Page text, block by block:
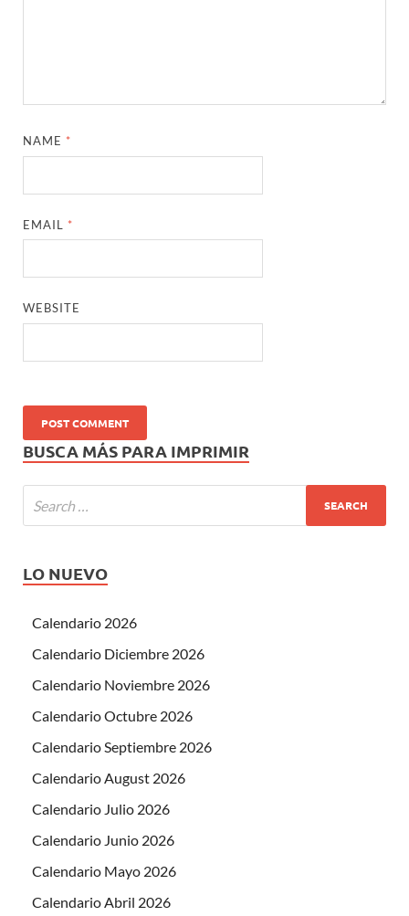
NAME *
EMAIL *
WEBSITE
BUSCA MÁS PARA IMPRIMIR
LO NUEVO
Calendario 2026
Calendario Diciembre 2026
Calendario Noviembre 2026
Calendario Octubre 2026
Calendario Septiembre 2026
Calendario August 2026
Calendario Julio 2026
Calendario Junio 2026
Calendario Mayo 2026
Calendario Abril 2026